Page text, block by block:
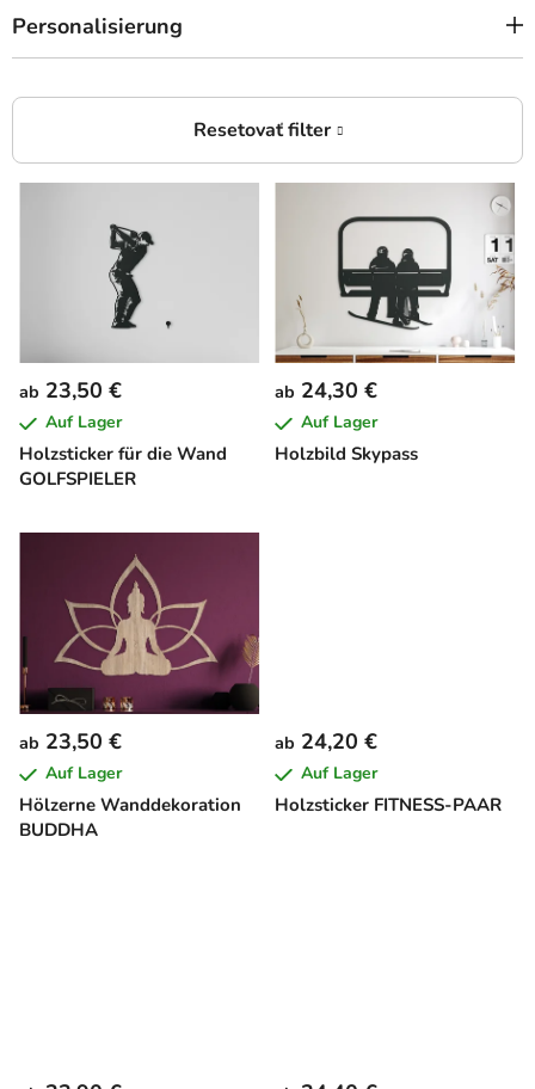
Personalisierung
L
e
r
P
r
d
Holzsticker für die Wand
GOLFSPIELER
ab 23,50 €
Auf Lager
Holzbild Skypass
ab 24,30 €
Auf Lager
Hölzerne Wanddekoration
BUDDHA
ab 23,50 €
Auf Lager
Holzsticker FITNESS-PAAR
ab 24,20 €
Auf Lager